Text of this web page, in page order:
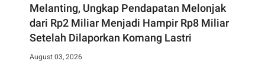
Melanting, Ungkap Pendapatan Melonjak
dari Rp2 Miliar Menjadi Hampir Rp8 Miliar
Setelah Dilaporkan Komang Lastri
August 03, 2026